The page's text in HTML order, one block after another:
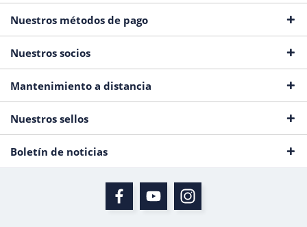
Nuestros métodos de pago
Nuestros socios
Mantenimiento a distancia
Nuestros sellos
Boletín de noticias